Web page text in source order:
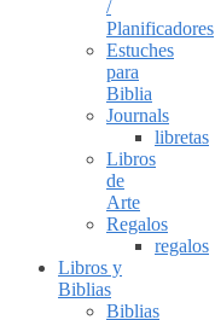
/
Planificadores
Estuches
para
Biblia
Journals
libretas
Libros
de
Arte
Regalos
regalos
Libros y
Biblias
Biblias